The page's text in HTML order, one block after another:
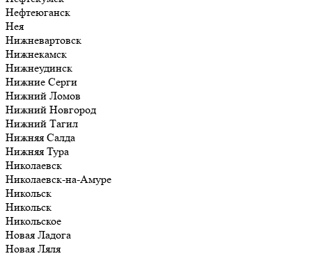
Нефтеюганск
Нея
Нижневартовск
Нижнекамск
Нижнеудинск
Нижние Серги
Нижний Ломов
Нижний Новгород
Нижний Тагил
Нижняя Салда
Нижняя Тура
Николаевск
Николаевск-на-Амуре
Никольск
Никольск
Никольское
Новая Ладога
Новая Ляля